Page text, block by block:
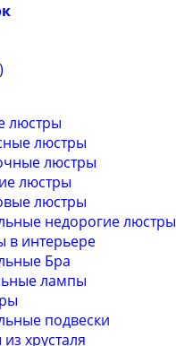
люстры
люстры
люстры
люстры
люстры
недорогие люстры
в интерьере
Бра
лампы
подвески
хрусталя